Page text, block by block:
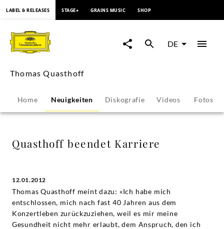
Quasthoff
beendet
Karriere
Thomas
Quasthoff
Deutsche
Grammophon
LABEL & RELEASES STAGE+ GRAINS MUSIC SHOP
DE
Thomas Quasthoff
Home Neuigkeiten Diskografie Videos Fotos
Quasthoff beendet Karriere
12.01.2012
Thomas Quasthoff meint dazu: «Ich habe mich
entschlossen, mich nach fast 40 Jahren aus dem
Konzertleben zurückzuziehen, weil es mir meine
Gesundheit nicht mehr erlaubt, dem Anspruch, den ich